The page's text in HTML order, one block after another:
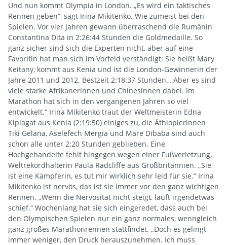
Und nun kommt Olympia in London. „Es wird ein taktisches
Rennen geben“, sagt Irina Mikitenko. Wie zumeist bei den
Spielen. Vor vier Jahren gewann überraschend die Rumänin
Constantina Dita in 2:26:44 Stunden die Goldmedaille. So
ganz sicher sind sich die Experten nicht, aber auf eine
Favoritin hat man sich im Vorfeld verständigt: Sie heißt Mary
Keitany, kommt aus Kenia und ist die London-Gewinnerin der
Jahre 2011 und 2012. Bestzeit 2:18:37 Stunden. „Aber es sind
viele starke Afrikanerinnen und Chinesinnen dabei. Im
Marathon hat sich in den vergangenen Jahren so viel
entwickelt.“ Irina Mikitenko traut der Weltmeisterin Edna
Kiplagat aus Kenia (2:19:50) einiges zu, die Äthiopierinnen
Tiki Gelana, Aselefech Mergia und Mare Dibaba sind auch
schon alle unter 2:20 Stunden geblieben. Eine
Hochgehandelte fehlt hingegen wegen einer Fußverletzung,
Weltrekordhalterin Paula Radcliffe aus Großbritannien. „Sie
ist eine Kämpferin, es tut mir wirklich sehr leid für sie.“ Irina
Mikitenko ist nervös, das ist sie immer vor den ganz wichtigen
Rennen. „Wenn die Nervosität nicht steigt, läuft irgendetwas
schief.“ Wochenlang hat sie sich eingeredet, dass auch bei
den Olympischen Spielen nur ein ganz normales, wenngleich
ganz großes Marathonrennen stattfindet. „Doch es gelingt
immer weniger, den Druck herauszunehmen. Ich muss